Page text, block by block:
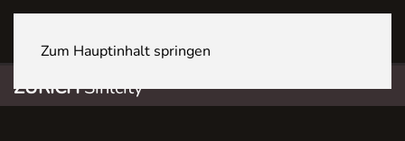
Zum Hauptinhalt springen
ZÜRICHSihlcity